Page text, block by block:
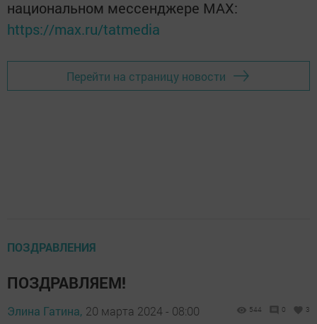
национальном мессенджере MАХ:
https://max.ru/tatmedia
Перейти на страницу новости
ПОЗДРАВЛЕНИЯ
ПОЗДРАВЛЯЕМ!
Элина Гатина, 20 марта 2024 - 08:00 544 0 3